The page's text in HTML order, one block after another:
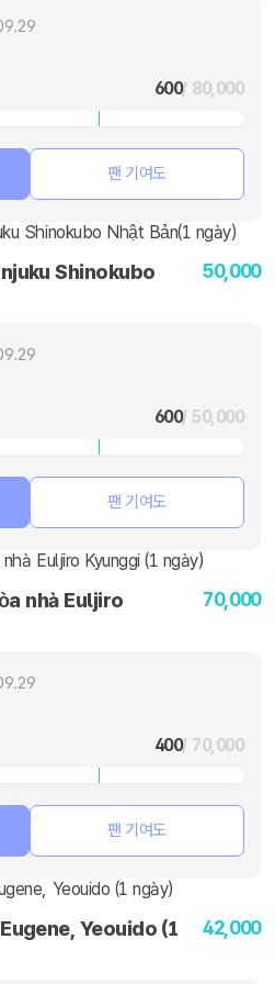
600/ 80,000
팬 기여도
Shinokubo
50,000
600/ 50,000
팬 기여도
nhà Euljiro
70,000
400/ 70,000
팬 기여도
Yeouido (1
42,000